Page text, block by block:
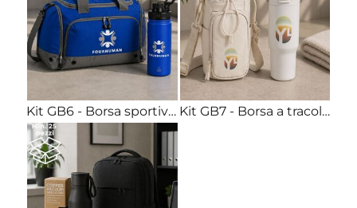
Kit GB6 - Borsa sportiva 30L + Borraccia termica 550ml acciaio Stampa full color inclusa Kit GB7 - Borsa a tracolla porta borraccia + Bicchiere termico 900ml acciaio Stampa full color inclusa